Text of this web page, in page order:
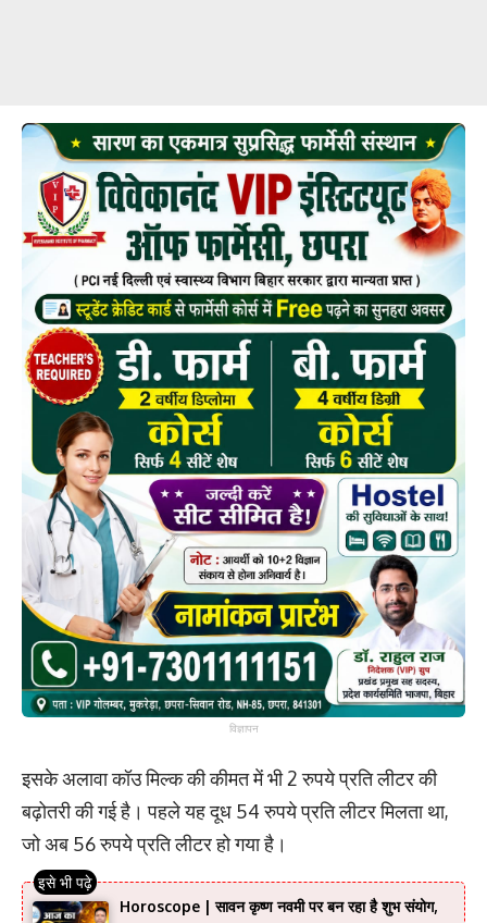
विज्ञापन
इसके अलावा कॉउ मिल्क की कीमत में भी 2 रुपये प्रति लीटर की
बढ़ोतरी की गई है। पहले यह दूध 54 रुपये प्रति लीटर मिलता था,
जो अब 56 रुपये प्रति लीटर हो गया है।
Horoscope | सावन कृष्ण नवमी पर बन रहा है शुभ संयोग,